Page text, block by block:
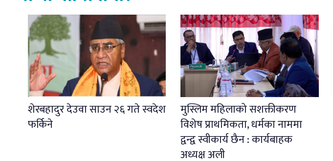
शेरबहादुर देउवा साउन २६ गते स्वदेश
फर्किने
मुस्लिम महिलाको सशक्तीकरण
विशेष प्राथमिकता, धर्मका नाममा
द्वन्द्व स्वीकार्य छैन : कार्यबाहक
अध्यक्ष अली